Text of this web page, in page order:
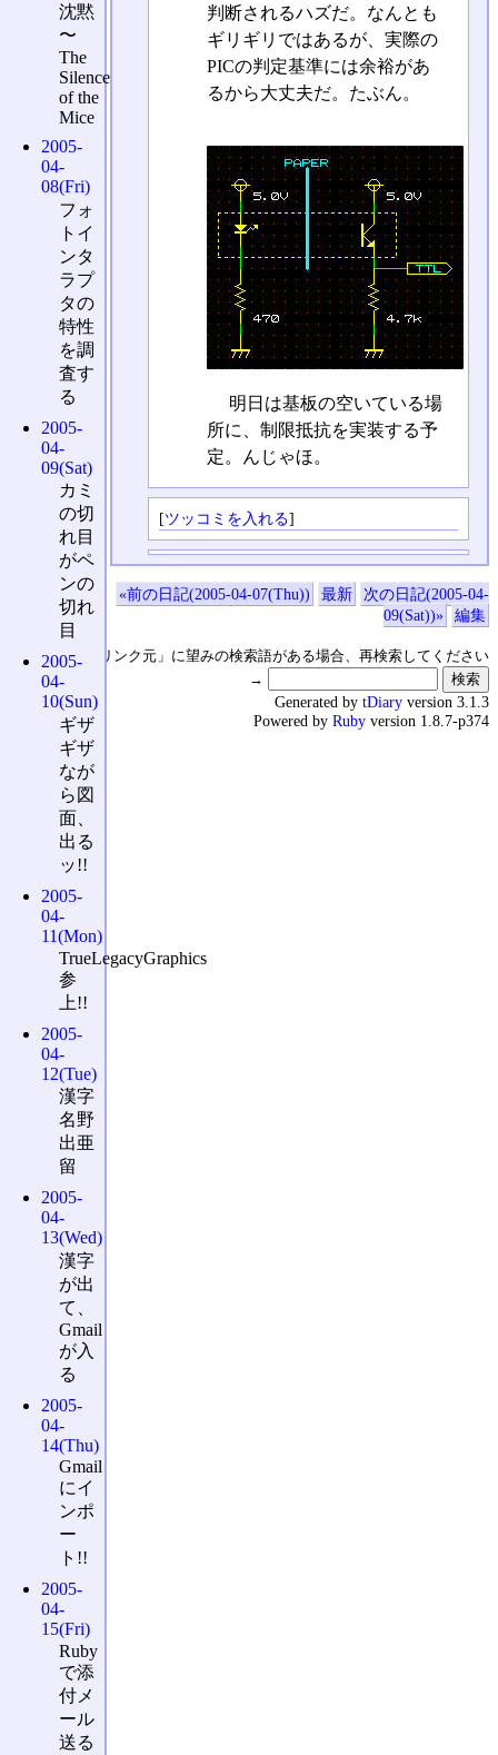
判断されるハズだ。なんとも
ギリギリではあるが、実際の
PICの判定基準には余裕があ
るから大丈夫だ。たぶん。
明日は基板の空いている場
所に、制限抵抗を実装する予
定。んじゃほ。
[ツッコミを入れる]
«前の日記(2005-04-07(Thu)) 最新
次の日記(2005-04-
09(Sat))»
編集
↑の「本日のリンク元」に望みの検索語がある場合、再検索してください
→
沈黙
〜
The
Silence
of the
Mice
2005-
04-
08(Fri)
フォ
トイ
ンタ
ラプ
タの
特性
を調
査す
る
2005-
04-
09(Sat)
カミ
の切
れ目
がペ
ンの
切れ
目
2005-
04-
10(Sun)
ギザ
ギザ
なが
ら図
面、
出る
ッ!!
2005-
04-
11(Mon)
TrueLegacyGraphics
参
上!!
2005-
04-
12(Tue)
漢字
名野
出亜
留
2005-
04-
13(Wed)
漢字
が出
て、
Gmail
が入
る
2005-
04-
14(Thu)
Gmail
にイ
ンポ
ー
ト!!
2005-
04-
15(Fri)
Ruby
で添
付メ
ール
送る
Generated by tDiary version 3.1.3
Powered by Ruby version 1.8.7-p374